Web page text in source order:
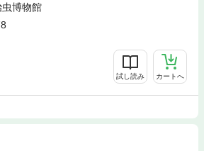
博物館
試し読み カートへ